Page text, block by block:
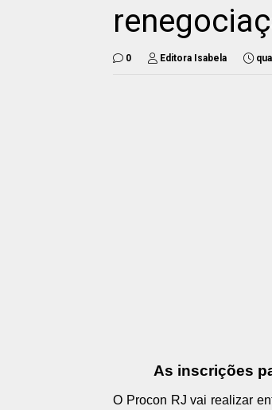
0 Editora Isabela
As inscrições
O Procon RJ vai realizar